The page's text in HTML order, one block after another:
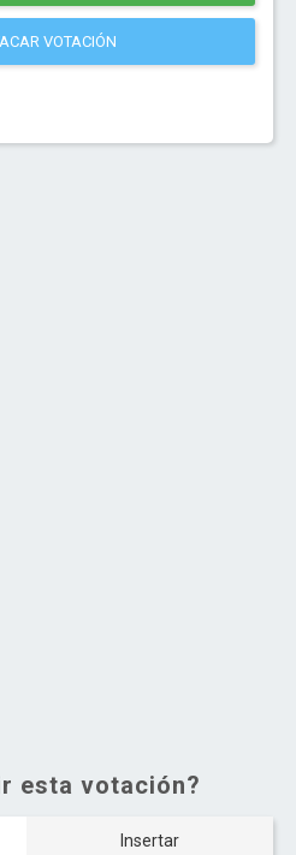
VOTACIÓN
esta votación?
Insertar